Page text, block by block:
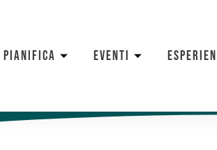
PIANIFICA EVENTI